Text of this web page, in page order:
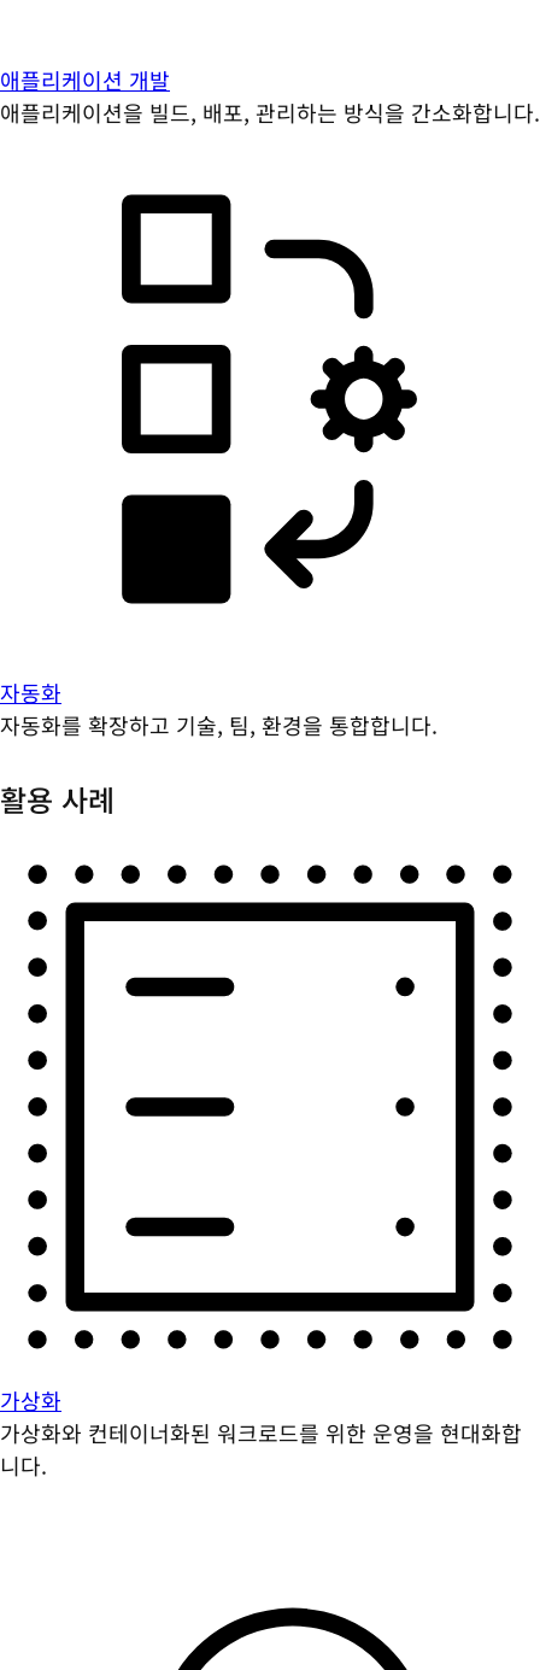
애플리케이션 개발
애플리케이션을 빌드, 배포, 관리하는 방식을 간소화합니다.
자동화
자동화를 확장하고 기술, 팀, 환경을 통합합니다.
활용 사례
가상화
가상화와 컨테이너화된 워크로드를 위한 운영을 현대화합
니다.